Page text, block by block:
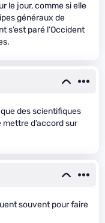
le jour, comme si elle
généraux de
s’est paré l’Occident
que des scientifiques
d’accord sur
souvent pour faire